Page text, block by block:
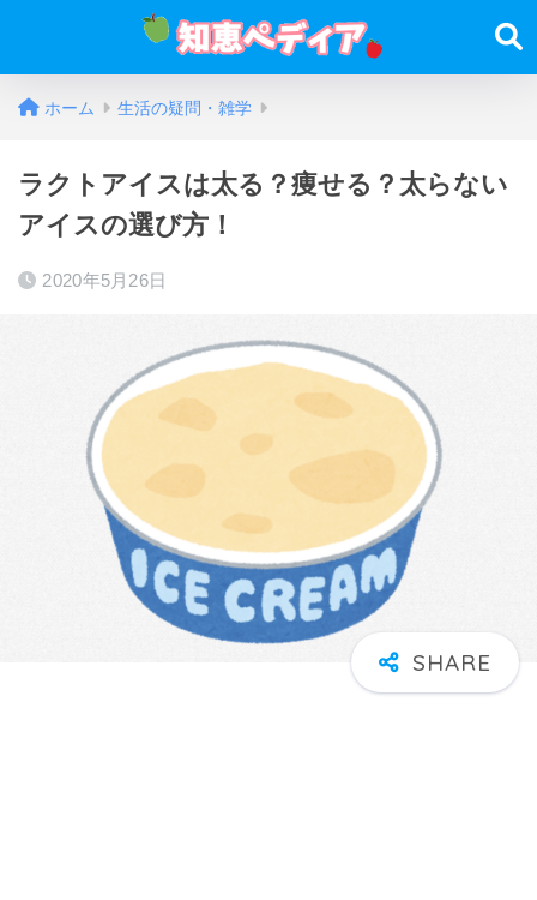
ホーム 生活の疑問・雑学
ラクトアイスは太る？痩せる？太らない
アイスの選び方！
2020年5月26日